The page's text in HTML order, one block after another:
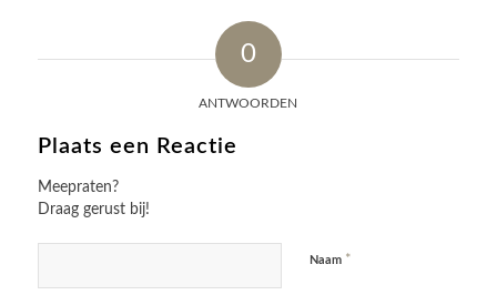
0
ANTWOORDEN
Plaats een Reactie
Meepraten?
Draag gerust bij!
Naam *